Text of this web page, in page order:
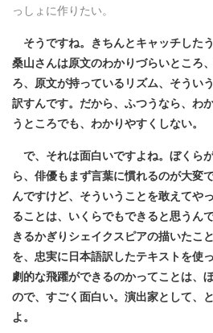
っしょに作りたい。
そうですね。きちんとキャッチした
桑山さんは原文のわかりづらいところ
ろ、原文が持っているリズム、そうい
訳すんです。だから、ふつうなら、わ
うところでも、わかりやすくしない。
で、それは面白いですよね。ぼくら
ら、俳優もまず言葉に慣れるのが大変
んですけど、そういうことを敢えてや
ることは、いくらでもできると思うん
きるかぎりシェイクスピアの描いたこ
を、忠実に日本語訳したテキストを使
劇的な飛躍ができるのかってことは、
ので、すごく面白い。演出家として、
よ。